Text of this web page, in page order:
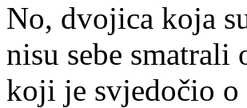
No, dvojica koja
nisu sebe smatrali
koji je svjedočio o